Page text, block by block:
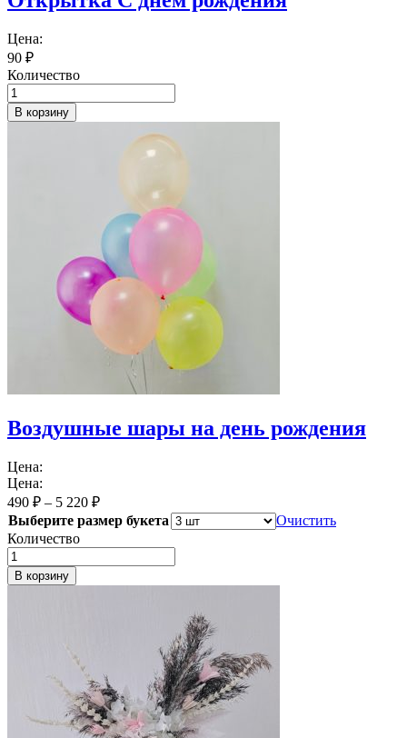
Цена:
90 ₽
Количество
В корзину
Воздушные шары на день рождения
Цена:
Цена:
490 ₽ – 5 220 ₽
Выберите размер букета
Очистить
Количество
В корзину